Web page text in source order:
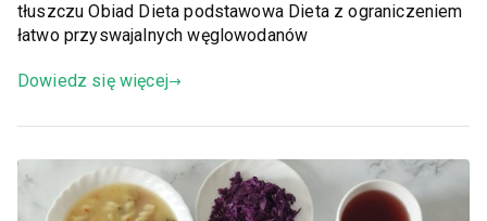
tłuszczu Obiad Dieta podstawowa Dieta z ograniczeniem
łatwo przyswajalnych węglowodanów
Dowiedz się więcej